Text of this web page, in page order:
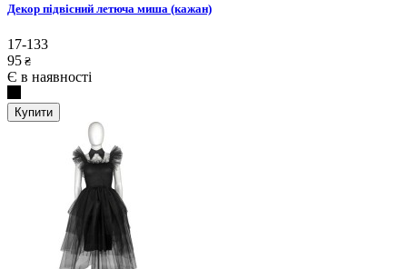
Декор підвісний летюча миша (кажан)
17-133
95 ₴
Є в наявності
Купити